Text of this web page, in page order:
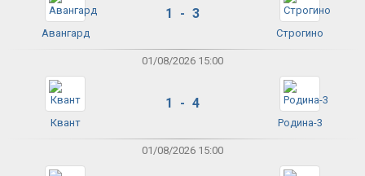
Авангард
1 - 3
Строгино
01/08/2026 15:00
Квант
1 - 4
Родина-3
01/08/2026 15:00